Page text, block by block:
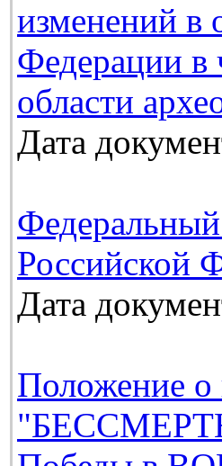
изменений в
Федерации в
области
Дата
Российской
Дата
Положение о